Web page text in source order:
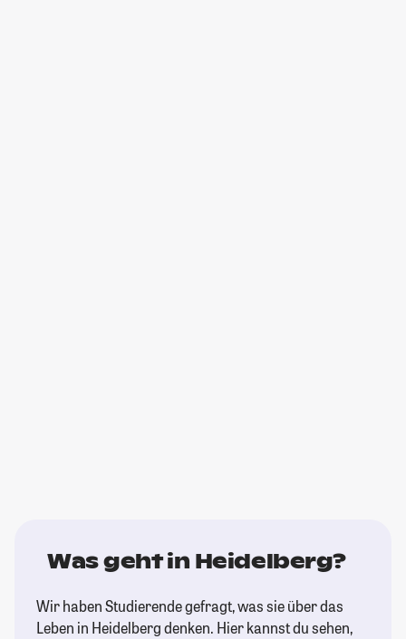
Was geht in Heidelberg?
Wir haben Studierende gefragt, was sie über das
Leben in Heidelberg denken. Hier kannst du sehen,